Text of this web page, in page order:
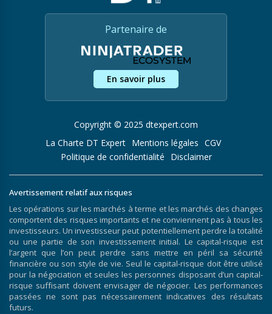
Partenaire de
En savoir plus
Copyright © 2025 dtexpert.com
La Charte DT Expert
Mentions légales CGV
Politique de confidentialité
Disclaimer
Avertissement relatif aux risques
Les opérations sur les marchés à terme et les marchés des changes
comportent des risques importants et ne conviennent pas à tous les
investisseurs. Un investisseur peut potentiellement perdre la totalité
ou une partie de son investissement initial. Le capital-risque est
l’argent que l’on peut perdre sans mettre en péril sa sécurité
financière ou son style de vie. Seul le capital-risque doit être utilisé
pour la négociation et seules les personnes disposant d’un capital-
risque suffisant doivent envisager de négocier. Les performances
passées ne sont pas nécessairement indicatives des résultats
futurs.